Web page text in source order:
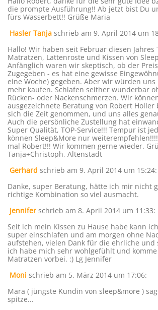
die prompte Ausführung!! Ab jetzt bist Du
fürs Wasserbett!! Grüße Maria
Hasler Tanja schrieb am 9. April 2014 um
Hallo! Wir haben seit Februar diesen Jahres
Matratzen, Lattenroste und Kissen von
Anfänglich waren wir skeptisch, ob der
Zugegeben - es hat eine gewisse
eine Woche) gegeben. Aber wir würden
mehr kaufen. Schlafen seither wunderbar
Rücken- oder Nackenschmerzen. Wir
ausgezeichnete Beratung von Robert Holler
sich die Zeit genommen, und uns alles
Auch die persönliche Zustellung hat
Super Qualität, TOP-Service!!! Tempur ist
können Sleep&More nur
mal Robert!!! Wir kommen gerne wieder.
Tanja+Christoph, Altenstadt
Gerhard schrieb am 9. April 2014 um 15:24:
Danke, super Beratung, hätte ich mir nicht
richtige Kombination so viel ausmacht.
Jennifer schrieb am 8. April 2014 um 11:33:
Seit ich mein Kissen zu Hause habe kann
super einschlafen und am morgen ohne
aufstehen, vielen Dank für die ehrliche und
ich habe mich sehr wohlgefühlt und
Matratzen vorbei. :) Lg Jennifer
Moni schrieb am 5. März 2014 um 17:06:
Mara ( jüngste Kundin von sleep&more )
spitze...